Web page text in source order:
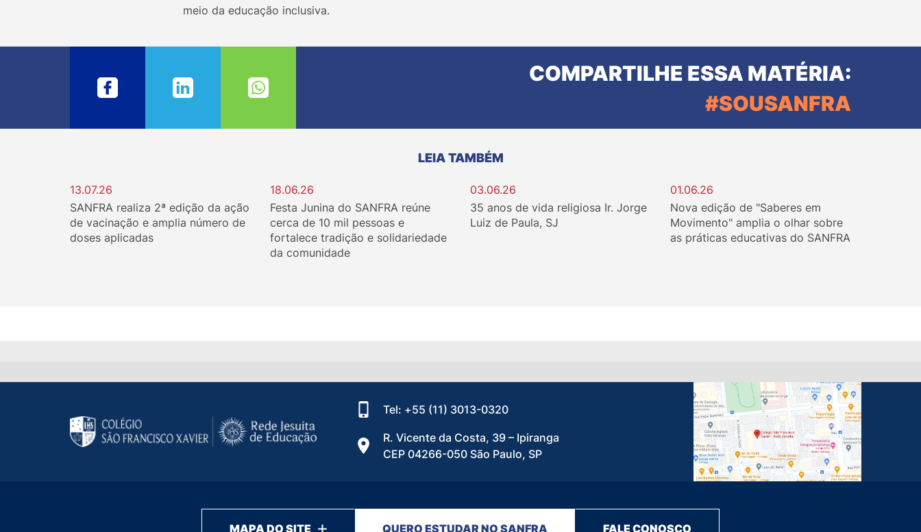
meio da educação inclusiva.
COMPARTILHE ESSA MATÉRIA:
#SOUSANFRA
LEIA TAMBÉM
13.07.26
SANFRA realiza 2ª edição da ação
de vacinação e amplia número de
doses aplicadas
18.06.26
Festa Junina do SANFRA reúne
cerca de 10 mil pessoas e
fortalece tradição e solidariedade
da comunidade
03.06.26
35 anos de vida religiosa Ir. Jorge
Luiz de Paula, SJ
01.06.26
Nova edição de "Saberes em
Movimento" amplia o olhar sobre
as práticas educativas do SANFRA
Tel: +55 (11) 3013-0320
R. Vicente da Costa, 39 – Ipiranga
CEP 04266-050 São Paulo, SP
MAPA DO SITE QUERO ESTUDAR NO SANFRA FALE CONOSCO